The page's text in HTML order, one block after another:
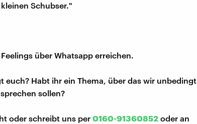
Schubser."
über Whatsapp erreichen.
euch? Habt ihr ein Thema, über das wir unbedingt
sollen?
oder schreibt uns per 0160-91360852 oder an